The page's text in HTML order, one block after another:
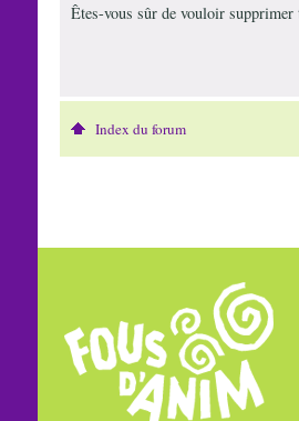
Êtes-vous sûr de vouloir
Index du forum